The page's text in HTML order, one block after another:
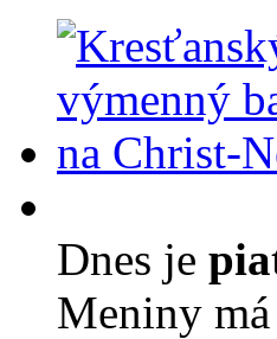
Dnes je
Meniny má